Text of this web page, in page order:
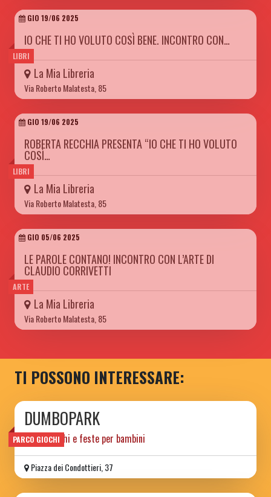
LIBRI
GIO 19/06 2025
IO CHE TI HO VOLUTO COSÌ BENE. INCONTRO CON…
La Mia Libreria
Via Roberto Malatesta, 85
LIBRI
GIO 19/06 2025
ROBERTA RECCHIA PRESENTA “IO CHE TI HO VOLUTO
COSÌ…
La Mia Libreria
Via Roberto Malatesta, 85
ARTE
GIO 05/06 2025
LE PAROLE CONTANO! INCONTRO CON L’ARTE DI
CLAUDIO CORRIVETTI
La Mia Libreria
Via Roberto Malatesta, 85
TI POSSONO INTERESSARE:
PARCO GIOCHI
DUMBOPARK
parco giochi e feste per bambini
Piazza dei Condottieri, 37